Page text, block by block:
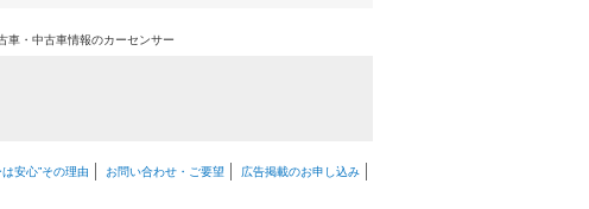
車・中古車情報のカーセンサー
安心”その理由 お問い合わせ・ご要望 広告掲載のお申し込み